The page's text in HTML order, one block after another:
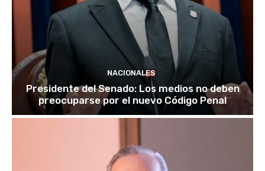
NACIONALES
Presidente del Senado: Los medios no deben
preocuparse por el nuevo Código Penal